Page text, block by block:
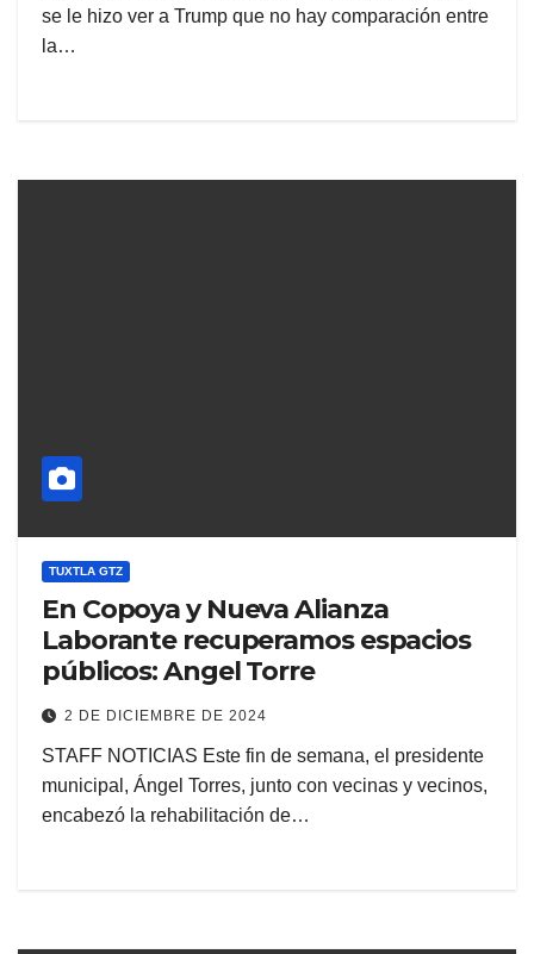
se le hizo ver a Trump que no hay comparación entre
la…
TUXTLA GTZ
En Copoya y Nueva Alianza
Laborante recuperamos espacios
públicos: Angel Torre
2 DE DICIEMBRE DE 2024
STAFF NOTICIAS Este fin de semana, el presidente
municipal, Ángel Torres, junto con vecinas y vecinos,
encabezó la rehabilitación de…